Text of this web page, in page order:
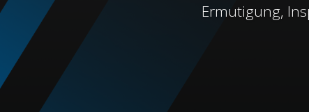
Ermutigung,